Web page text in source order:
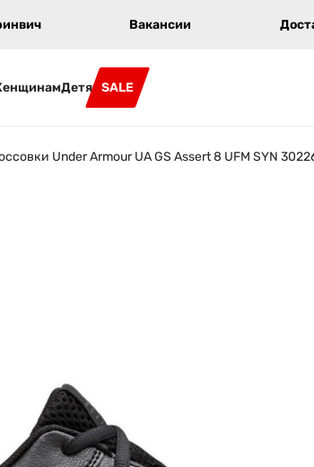
Вакансии
Детям SALE
Under Armour UA GS Assert 8 UFM SYN